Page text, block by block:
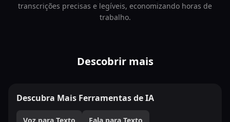
transcrições precisas e legíveis, economizando horas de
trabalho.
Descobrir mais
Descubra Mais Ferramentas de IA